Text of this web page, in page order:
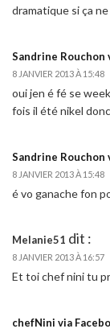
dramatique si ça
Sandrine Rouchon
8 JANVIER 2013 À 15:48
oui jen é fé se
fois il été nikel
Sandrine Rouchon
8 JANVIER 2013 À 15:48
é vo ganache fon
Melanie51 dit :
8 JANVIER 2013 À 16:57
Et toi chef nini tu
chefNini via